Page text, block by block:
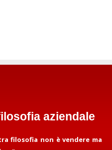
aziendale
filosofia non è vendere ma